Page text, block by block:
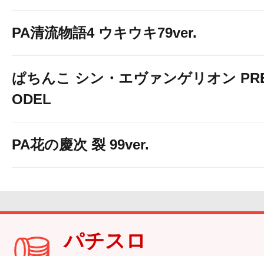
PA清流物語4 ウキウキ79ver.
ぱちんこ シン・エヴァンゲリオン
ODEL
PA花の慶次 裂 99ver.
パチスロ